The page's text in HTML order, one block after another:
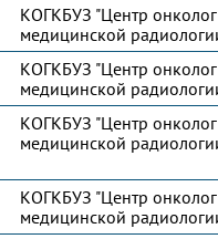
КОГКБУЗ "Центр
медицинской
КОГКБУЗ "Центр
медицинской
КОГКБУЗ "Центр
медицинской
КОГКБУЗ "Центр
медицинской